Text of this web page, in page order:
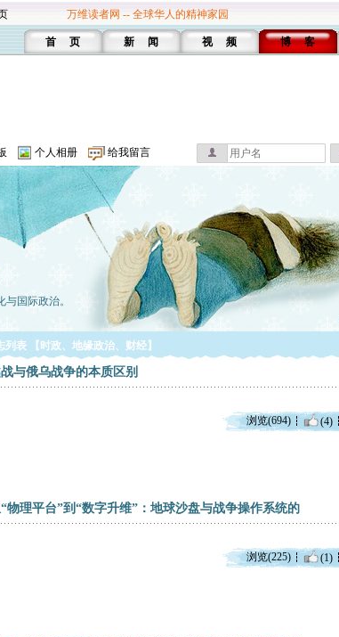
万维读者网 -- 全球华人的精神家园
首 页 新 闻 视 频 博 客
个人相册 给我留言
国际政治。
列表 【时政、地缘政治、财经】
与俄乌战争的本质区别
浏览(694) (4)
物理平台”到“数字升维”：地球沙盘与战争操作系统的
浏览(225) (1)